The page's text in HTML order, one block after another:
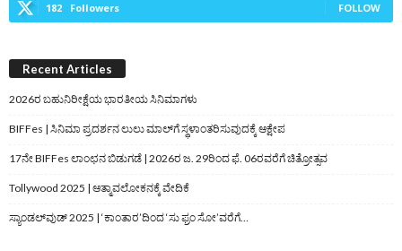
182 Followers FOLLOW
Recent Articles
2026ರ ಬಹುನಿರೀಕ್ಷೆಯ ಭಾರತೀಯ ಸಿನಿಮಾಗಳು
BIFFes | ಸಿನಿಮಾ ಪ್ರದರ್ಶನ ಲುಲು ಮಾಲ್‌ಗೆ ಸ್ಥಳಾಂತರಿಸುವುದಕ್ಕೆ ಆಕ್ಷೇಪ
17ನೇ BIFFes ಲಾಂಛನ ಬಿಡುಗಡೆ | 2026ರ ಜ. 29ರಿಂದ ಫೆ. 06ರವರೆಗೆ ಚಿತ್ರೋತ್ಸವ
Tollywood 2025 | ಆತ್ಮಾವಲೋಕನಕ್ಕೆ ವೇದಿಕೆ
ಸ್ಯಾಂಡಲ್‌ವುಡ್‌ 2025 | ‘ಕಾಂತಾರ’ದಿಂದ ‘ಸು ಫ್ರಂ ಸೋ’ವರೆಗೆ…